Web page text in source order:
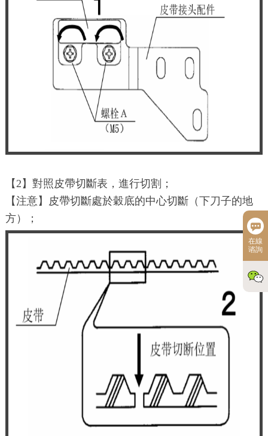
【2】對照皮帶切斷表，進行切割；
【注意】皮帶切斷處於穀底的中心切斷（下刀子的地
方）；
在線
谘詢